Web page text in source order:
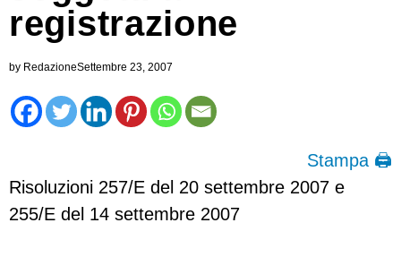
registrazione
by RedazioneSettembre 23, 2007
Stampa 🖨
Risoluzioni 257/E del 20 settembre 2007 e
255/E del 14 settembre 2007